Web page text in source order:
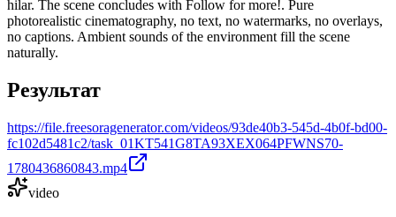
hilar. The scene concludes with Follow for more!. Pure
photorealistic cinematography, no text, no watermarks, no overlays,
no captions. Ambient sounds of the environment fill the scene
naturally.
Результат
https://file.freesoragenerator.com/videos/93de40b3-545d-4b0f-bd00-
fc102d5481c2/task_01KT541G8TA93XEX064PFWNS70-
1780436860843.mp4
video